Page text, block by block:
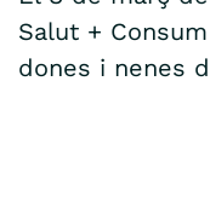
Salut +
dones i nenes